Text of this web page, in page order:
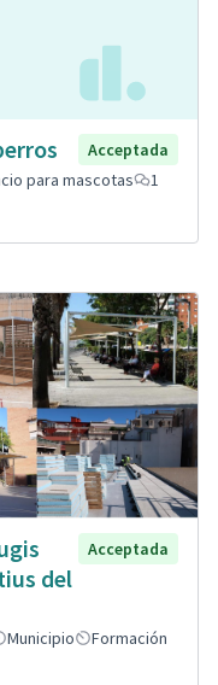
Acceptada
para mascotas
1
del
Acceptada
Municipio
Formación